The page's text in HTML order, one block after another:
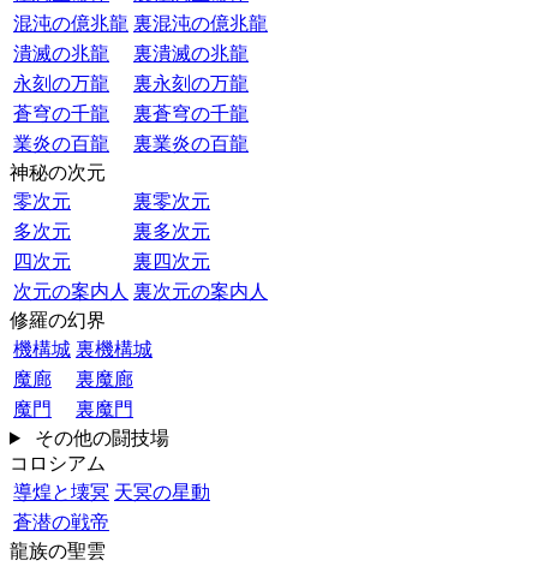
混沌の億兆龍 裏混沌の億兆龍
潰滅の兆龍
裏潰滅の兆龍
永刻の万龍
裏永刻の万龍
蒼穹の千龍
裏蒼穹の千龍
業炎の百龍
裏業炎の百龍
神秘の次元
零次元
裏零次元
多次元
裏多次元
四次元
裏四次元
次元の案内人 裏次元の案内人
修羅の幻界
機構城 裏機構城
魔廊
裏魔廊
魔門
裏魔門
その他の闘技場
コロシアム
導煌と壊冥 天冥の星動
蒼潜の戦帝
龍族の聖雲